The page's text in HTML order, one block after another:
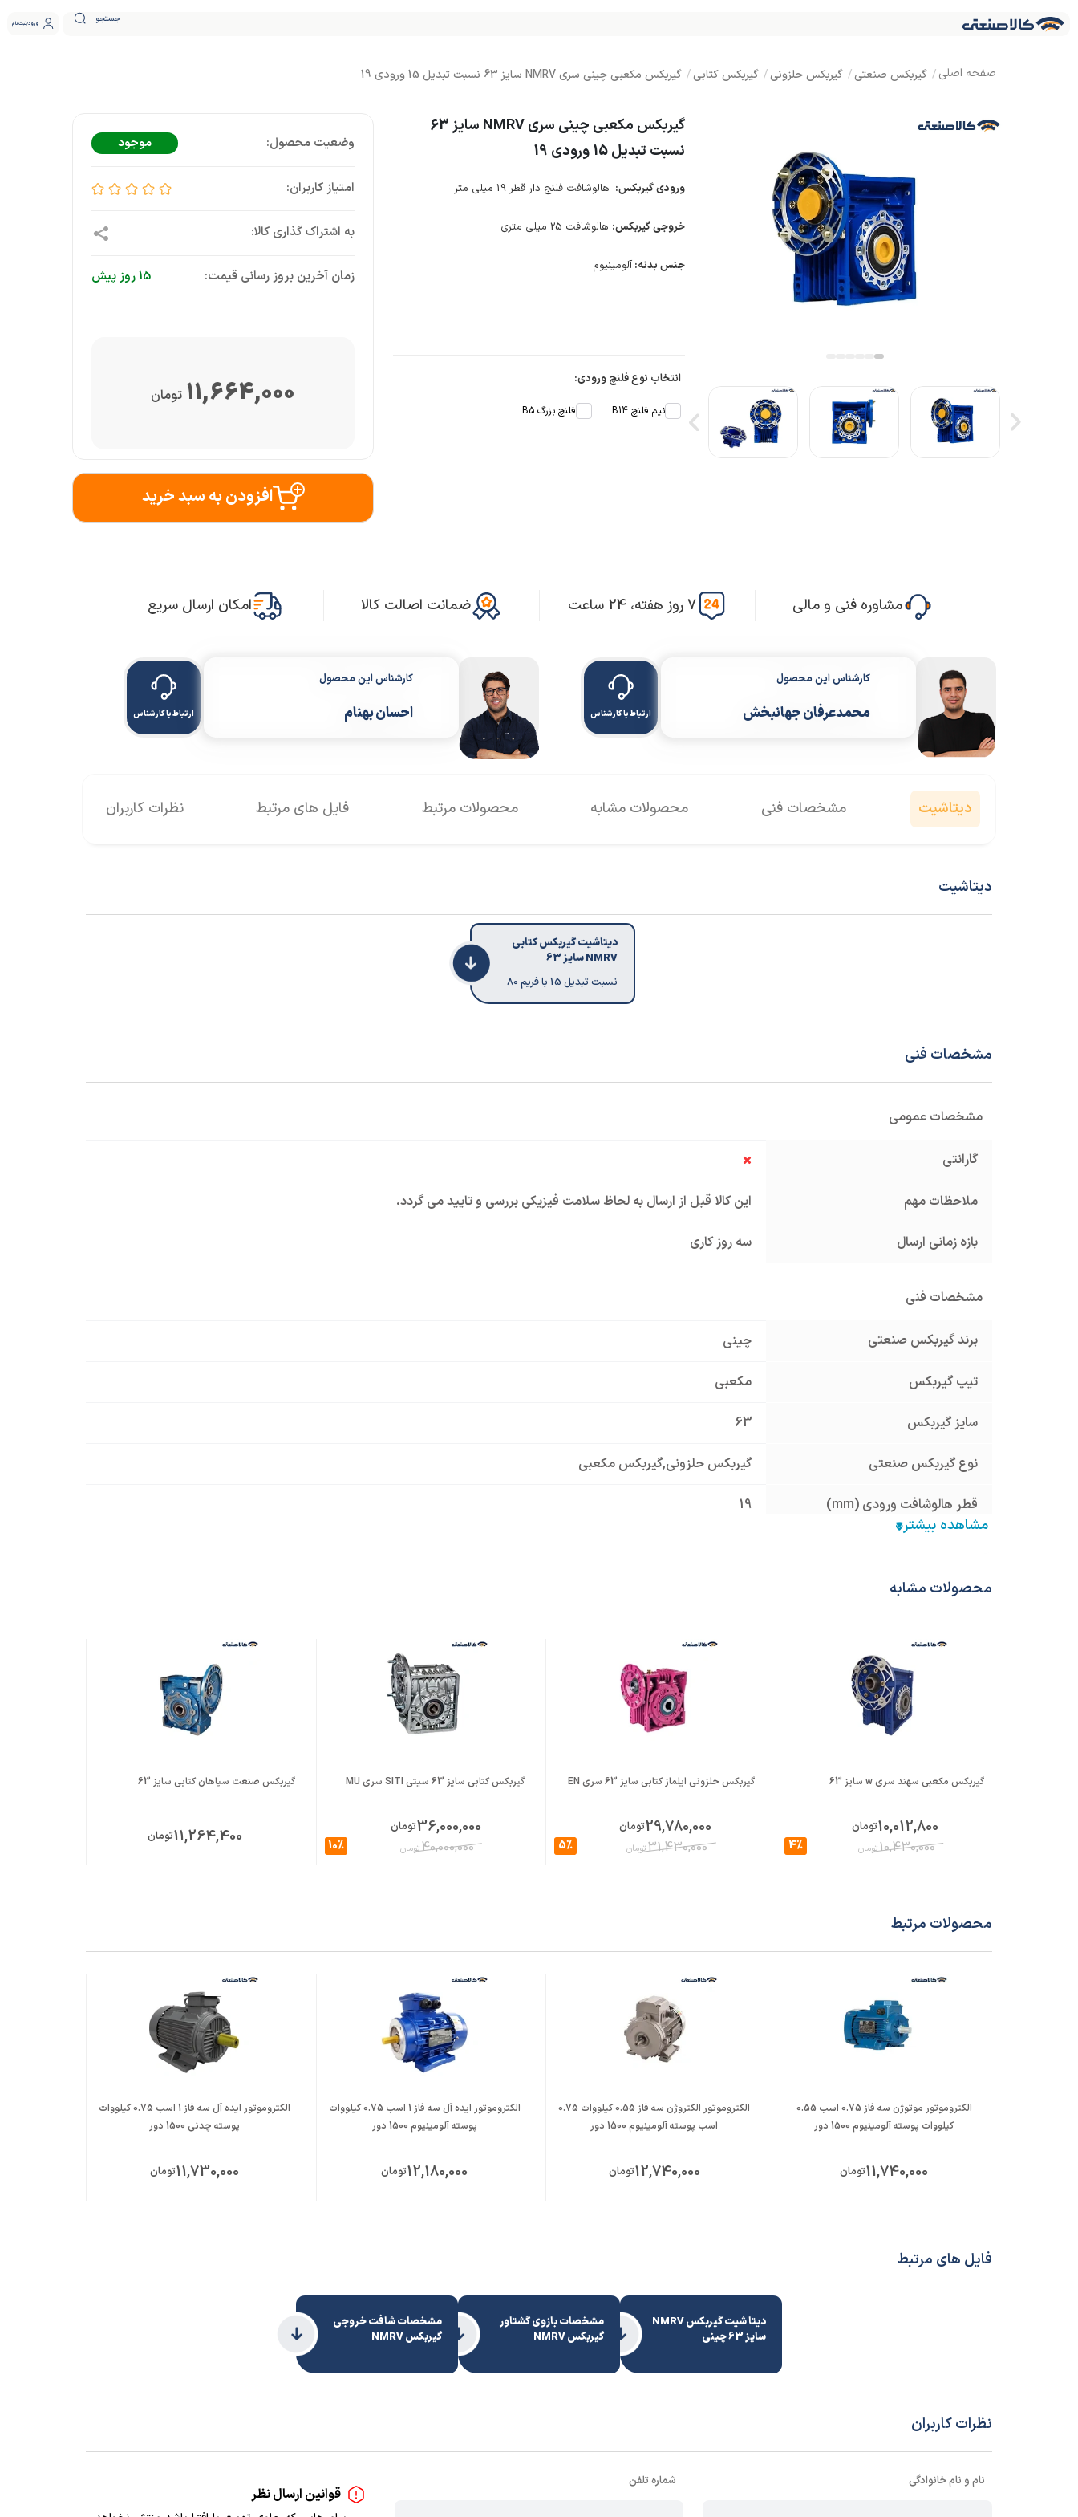
جستجو ورود ثبت نام
گیربکس صنعتی گیربکس حلزونی گیربکس کتابی گیربکس مکعبی چینی سری NMRV سایز 63 نسبت تبدیل 15 ورودی 19
گیربکس مکعبی چینی سری NMRV سایز 63
نسبت تبدیل 15 ورودی 19
ورودی گیربکس: هالوشافت فلنج دار قطر 19 میلی متر
خروجی گیربکس: هالوشافت 25 میلی متری
جنس بدنه: آلومینیوم
انتخاب نوع فلنچ ورودی:
نیم فلنچ B14 فلنچ بزرگ B5
موجود
زمان آخرین بروز رسانی قیمت: 15 روز پیش
11,664,000 تومان
افزودن به سبد خرید
مشاوره فنی و مالی 7 روز هفته، 24 ساعت ضمانت اصالت کالا امکان ارسال سریع
کارشناس این محصول
محمدعرفان جهانبخش ارتباط با کارشناس
کارشناس این محصول
احسان بهنام ارتباط با کارشناس
دیتاشیت مشخصات فنی محصولات مشابه محصولات مرتبط فایل های مرتبط نظرات کاربران
دیتاشیت
دیتاشیت گیربکس کتابی
NMRV سایز 63
نسبت تبدیل 15 با فریم 80
مشخصات فنی
مشخصات عمومی
گارانتی
ملاحظات مهم این کالا قبل از ارسال به لحاظ سلامت فیزیکی بررسی و تایید می گردد.
بازه زمانی ارسال سه روز کاری
مشخصات فنی
برند گیربکس صنعتی چینی
تیپ گیربکس مکعبی
سایز گیربکس 63
نوع گیربکس صنعتی گیربکس حلزونی,گیربکس مکعبی
قطر هالوشافت ورودی (mm) 19
نسبت تبدیل
نوع فلنچ ورودی
قطر شافت خروجی (mm)
محصولات مشابه
گیربکس مکعبی سهند سری w سایز 63
10,012,800تومان
10,430,000تومان 4%
گیربکس حلزونی ایلماز کتابی سایز 63 سری EN
29,780,000تومان
31,430,000تومان 5%
گیربکس کتابی سایز 63 سیتی SITI سری MU
36,000,000تومان
40,000,000تومان 10%
گیربکس صنعت سپاهان کتابی سایز 63
11,264,400تومان
محصولات مرتبط
الکتروموتور موتوژن سه فاز 0.75 اسب 0.55
کیلووات پوسته آلومینیوم 1500 دور
11,740,000تومان
الکتروموتور الکتروژن سه فاز 0.55 کیلووات 0.75
اسب پوسته آلومینیوم 1500 دور
12,740,000تومان
الکتروموتور ایده آل سه فاز 1 اسب 0.75 کیلووات
پوسته آلومینیوم 1500 دور
12,180,000تومان
الکتروموتور ایده آل سه فاز 1 اسب 0.75 کیلووات
پوسته چدنی 1500 دور
11,730,000تومان
فایل های مرتبط
دیتا شیت گیربکس NMRV
سایز 63 چینی
مشخصات بازوی گشتاور
گیربکس NMRV
مشخصات شافت خروجی
گیربکس NMRV
نظرات کاربران
قوانین ارسال نظر
نام و نام خانوادگی شماره تلفن